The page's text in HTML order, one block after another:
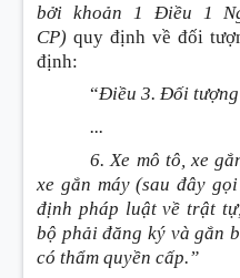
bởi khoản 1 Điều 1
CP) quy định về đối
định:
“Điều 3. Đối
...
6. Xe mô tô, xe
xe gắn máy(sau đây
định pháp luật về trật
bộ phải đăng ký và gắn
có thẩm quyền cấp.”